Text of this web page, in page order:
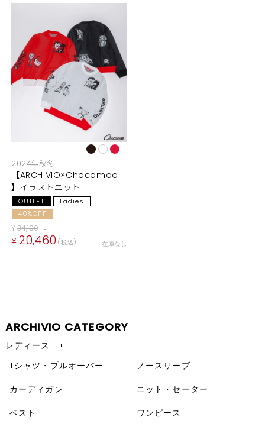
2024年秋冬
【ARCHIVIO×Chocomoo
】イラストニット
OUTLET
Ladies
40%OFF
¥34,100 →
¥20,460 税込 在庫なし
ARCHIVIO CATEGORY
レディース
Tシャツ・プルオーバー
ノースリーブ
カーディガン
ニット・セーター
ベスト
ワンピース